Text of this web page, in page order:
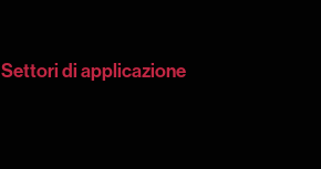
Settori di applicazione